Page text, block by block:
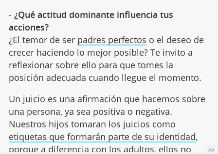
- ¿Qué actitud dominante influencia tus
acciones?
¿El temor de ser padres perfectos o el deseo de
crecer haciendo lo mejor posible? Te invito a
reflexionar sobre ello para que tomes la
posición adecuada cuando llegue el momento.
Un juicio es una afirmación que hacemos sobre
una persona, ya sea positiva o negativa.
Nuestros hijos tomaran los juicios como
etiquetas que formarán parte de su identidad,
porque a diferencia con los adultos, ellos no
Ad